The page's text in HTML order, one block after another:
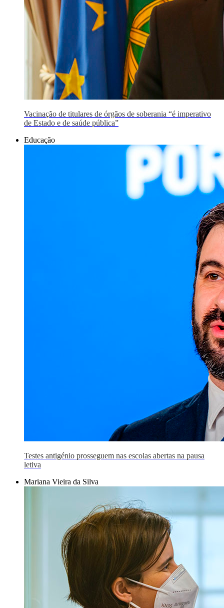
Vacinação de titulares de órgãos de soberania “é imperativo
de Estado e de saúde pública”
Educação
Testes antigénio prosseguem nas escolas abertas na pausa
letiva
Mariana Vieira da Silva